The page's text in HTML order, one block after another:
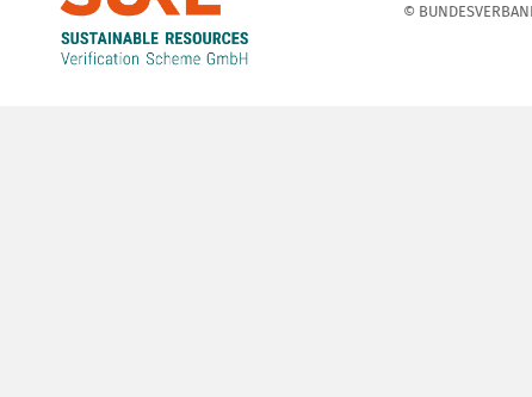
©